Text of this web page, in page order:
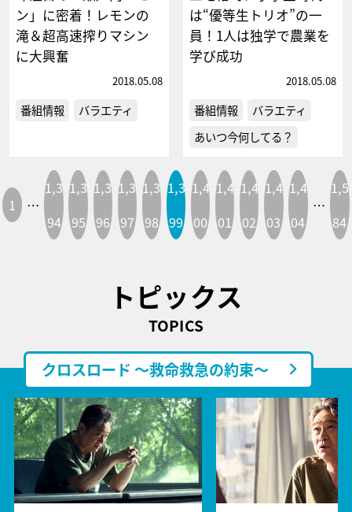
ン」に密着！レモンの
滝＆超高速搾りマシン
に大興奮
2018.05.08
番組情報 バラエティ
は“優等生トリオ”の一
員！1人は独学で農業を
学び成功
2018.05.08
番組情報
バラエティ
あいつ今何してる？
1 …
1,3
94
1,3
95
1,3
96
1,3
97
1,3
98
1,3
99
1,4
00
1,4
01
1,4
02
1,4
03
1,4
04
…
1,5
84
トピックス
TOPICS
クロスロード ～救命救急の約束～